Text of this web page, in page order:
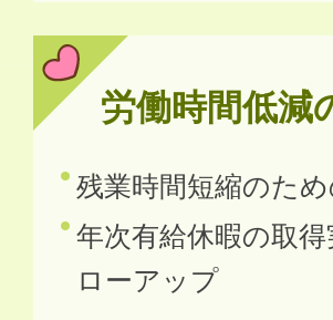
労働時間低減
残業時間短縮のた
年次有給休暇の取
ローアップ